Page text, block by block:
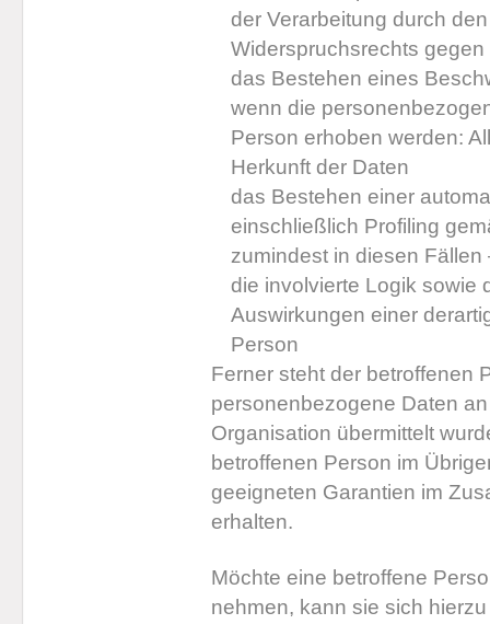
der Verarbeitung durch
Widerspruchsrechts
das Bestehen eines
wenn die
Person erhoben werden:
Herkunft der Daten
das Bestehen einer
einschließlich Profiling
zumindest in diesen
die involvierte Logik sowie
Auswirkungen einer
Person
Ferner steht der betroffenen
personenbezogene Daten
Organisation übermittelt
betroffenen Person im
geeigneten Garantien im
erhalten.
Möchte eine betroffene
nehmen, kann sie sich